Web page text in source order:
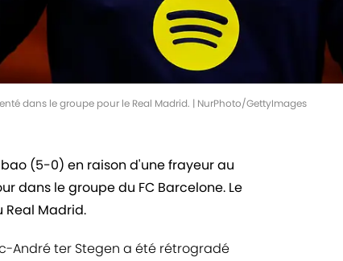
dans le groupe pour le Real Madrid. | NurPhoto/GettyImages
(5-0) en raison d'une frayeur au
dans le groupe du FC Barcelone. Le
Madrid.
André ter Stegen a été rétrogradé